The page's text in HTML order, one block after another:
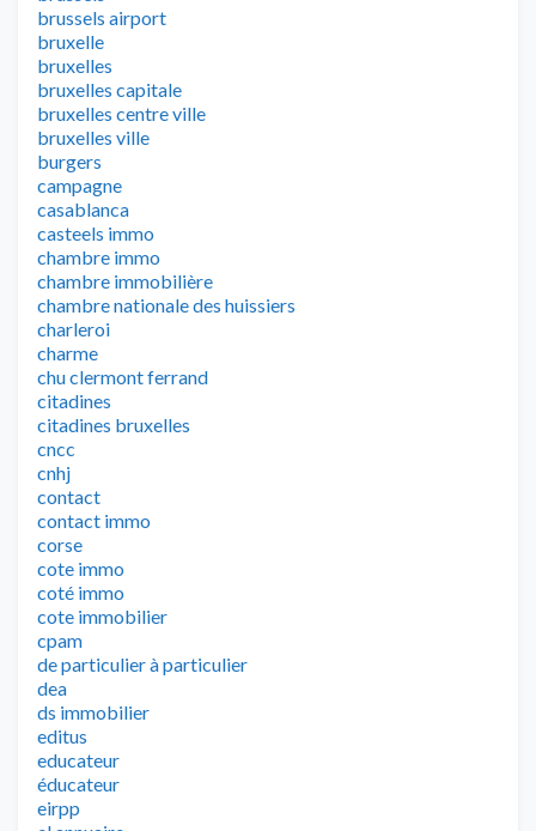
brussels airport
bruxelle
bruxelles
bruxelles capitale
bruxelles centre ville
bruxelles ville
burgers
campagne
casablanca
casteels immo
chambre immo
chambre immobilière
chambre nationale des huissiers
charleroi
charme
chu clermont ferrand
citadines
citadines bruxelles
cncc
cnhj
contact
contact immo
corse
cote immo
coté immo
cote immobilier
cpam
de particulier à particulier
dea
ds immobilier
editus
educateur
éducateur
eirpp